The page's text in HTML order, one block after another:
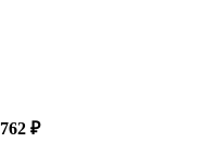
762 ₽